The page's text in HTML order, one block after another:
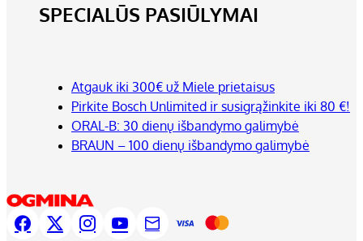
SPECIALŪS PASIŪLYMAI
Atgauk iki 300€ už Miele prietaisus
Pirkite Bosch Unlimited ir susigrąžinkite iki 80 €!
ORAL-B: 30 dienų išbandymo galimybė
BRAUN – 100 dienų išbandymo galimybė